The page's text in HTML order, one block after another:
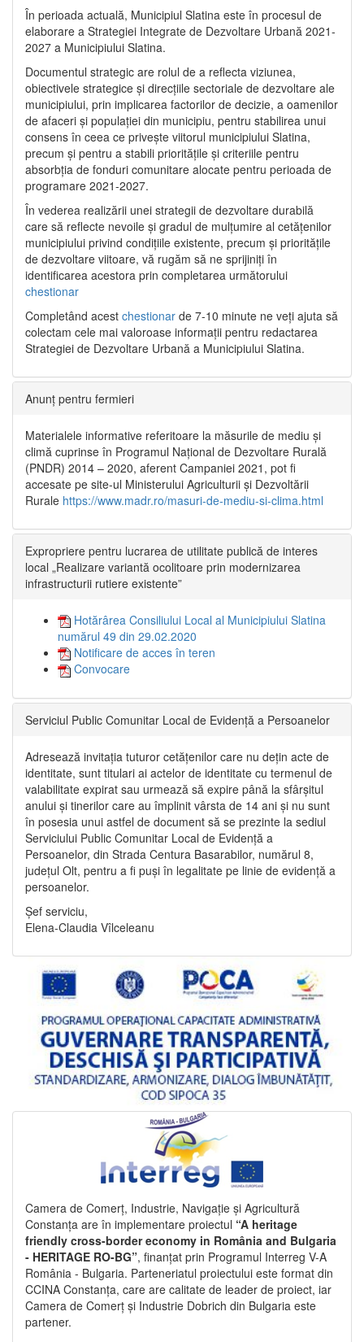
În perioada actuală, Municipiul Slatina este în procesul de
elaborare a Strategiei Integrate de Dezvoltare Urbană 2021‐
2027 a Municipiului Slatina.
Documentul strategic are rolul de a reflecta viziunea,
obiectivele strategice și direcțiile sectoriale de dezvoltare ale
municipiului, prin implicarea factorilor de decizie, a oamenilor
de afaceri și populației din municipiu, pentru stabilirea unui
consens în ceea ce privește viitorul municipiului Slatina,
precum și pentru a stabili prioritățile și criteriile pentru
absorbția de fonduri comunitare alocate pentru perioada de
programare 2021-2027.
În vederea realizării unei strategii de dezvoltare durabilă
care să reflecte nevoile și gradul de mulțumire al cetățenilor
municipiului privind condițiile existente, precum și prioritățile
de dezvoltare viitoare, vă rugăm să ne sprijiniți în
identificarea acestora prin completarea următorului
chestionar
Completând acest chestionar de 7-10 minute ne veți ajuta să
colectam cele mai valoroase informații pentru redactarea
Strategiei de Dezvoltare Urbană a Municipiului Slatina.
Anunț pentru fermieri
Materialele informative referitoare la măsurile de mediu și
climă cuprinse în Programul Național de Dezvoltare Rurală
(PNDR) 2014 – 2020, aferent Campaniei 2021, pot fi
accesate pe site-ul Ministerului Agriculturii și Dezvoltării
Rurale https://www.madr.ro/masuri-de-mediu-si-clima.html
Expropriere pentru lucrarea de utilitate publică de interes
local „Realizare variantă ocolitoare prin modernizarea
infrastructurii rutiere existente”
Hotărârea Consiliului Local al Municipiului Slatina
numărul 49 din 29.02.2020
Notificare de acces în teren
Convocare
Serviciul Public Comunitar Local de Evidență a Persoanelor
Adresează invitația tuturor cetățenilor care nu dețin acte de
identitate, sunt titulari ai actelor de identitate cu termenul de
valabilitate expirat sau urmează să expire până la sfârșitul
anului și tinerilor care au împlinit vârsta de 14 ani și nu sunt
în posesia unui astfel de document să se prezinte la sediul
Serviciului Public Comunitar Local de Evidență a
Persoanelor, din Strada Centura Basarabilor, numărul 8,
județul Olt, pentru a fi puși în legalitate pe linie de evidență a
persoanelor.
Șef serviciu,
Elena-Claudia Vîlceleanu
Camera de Comerț, Industrie, Navigație și Agricultură
Constanța are în implementare proiectul “A heritage
friendly cross-border economy in România and Bulgaria
- HERITAGE RO-BG”, finanțat prin Programul Interreg V-A
România - Bulgaria. Parteneriatul proiectului este format din
CCINA Constanța, care are calitate de leader de proiect, iar
Camera de Comerț și Industrie Dobrich din Bulgaria este
partener.